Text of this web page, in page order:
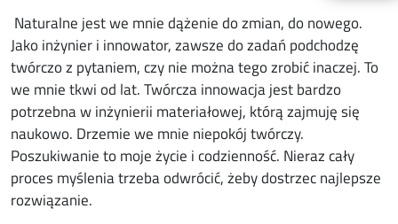
Naturalne jest we mnie dążenie do zmian, do nowego.
Jako inżynier i innowator, zawsze do zadań podchodzę
twórczo z pytaniem, czy nie można tego zrobić inaczej. To
we mnie tkwi od lat. Twórcza innowacja jest bardzo
potrzebna w inżynierii materiałowej, którą zajmuję się
naukowo. Drzemie we mnie niepokój twórczy.
Poszukiwanie to moje życie i codzienność. Nieraz cały
proces myślenia trzeba odwrócić, żeby dostrzec najlepsze
rozwiązanie.